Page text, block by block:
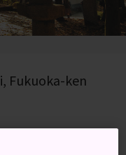
Fukuoka-ken